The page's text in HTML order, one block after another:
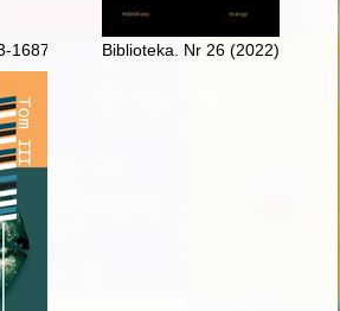
1687 commemorating the victory of
Biblioteka. Nr 26 (2022)